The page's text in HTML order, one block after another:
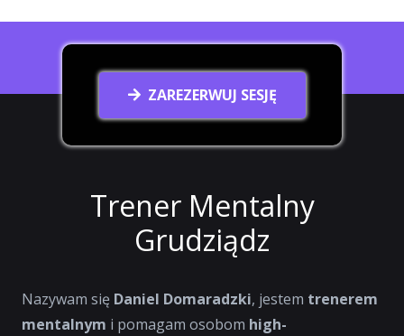
ZAREZERWUJ SESJĘ
Trener Mentalny
Grudziądz
Nazywam się Daniel Domaradzki, jestem trenerem
mentalnym i pomagam osobom high-